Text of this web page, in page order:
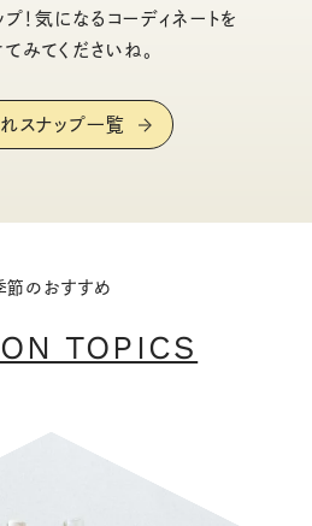
！気になるコーディネートを
みてくださいね。
れスナップ一覧
節のおすすめ
TOPICS